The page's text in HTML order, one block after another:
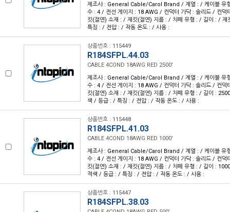
제조사 : General Cable/Carol Brand / 계열 : / 케이블 유
수 : 4 / 전선 게이지 : 18 AWG / 컨덕터 가닥 : 솔리드 / 컨덕
킷(절연) 소재 : / 재킷(절연) 지름 : / 차폐 유형 : / 길이 : / 재
특징 : / 전압 : / 작동 온도 : / 사용 :
상품번호 : 115449
R184SFPL.44.03
CABLE 4COND 18AWG RED 2500'
제조사 : General Cable/Carol Brand / 계열 : / 케이블 유
수 : 4 / 전선 게이지 : 18 AWG / 컨덕터 가닥 : 솔리드 / 컨덕
킷(절연) 소재 : / 재킷(절연) 지름 : / 차폐 유형 : / 길이 :
색 / 등급 : / 특징 : / 전압 : / 작동 온도 : / 사용 :
상품번호 : 115448
R184SFPL.41.03
CABLE 4COND 18AWG RED 1000'
제조사 : General Cable/Carol Brand / 계열 : / 케이블 유
수 : 4 / 전선 게이지 : 18 AWG / 컨덕터 가닥 : 솔리드 / 컨덕
킷(절연) 소재 : / 재킷(절연) 지름 : / 차폐 유형 : / 길이 :
적색 / 등급 : / 특징 : / 전압 : / 작동 온도 : / 사용 :
상품번호 : 115447
R184SFPL.38.03